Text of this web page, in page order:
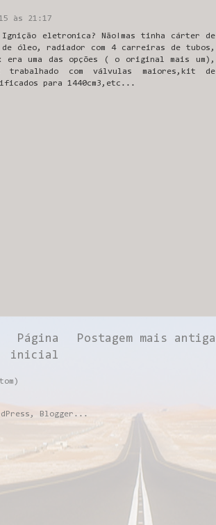
às 21:17
Ignição eletronica? Não!mas tinha cárter de
óleo, radiador com 4 carreiras de tubos,
era uma das opções ( o original mais um),
trabalhado com válvulas maiores,kit de
para 1440cm3,etc...
Postagem mais antiga
Página
inicial